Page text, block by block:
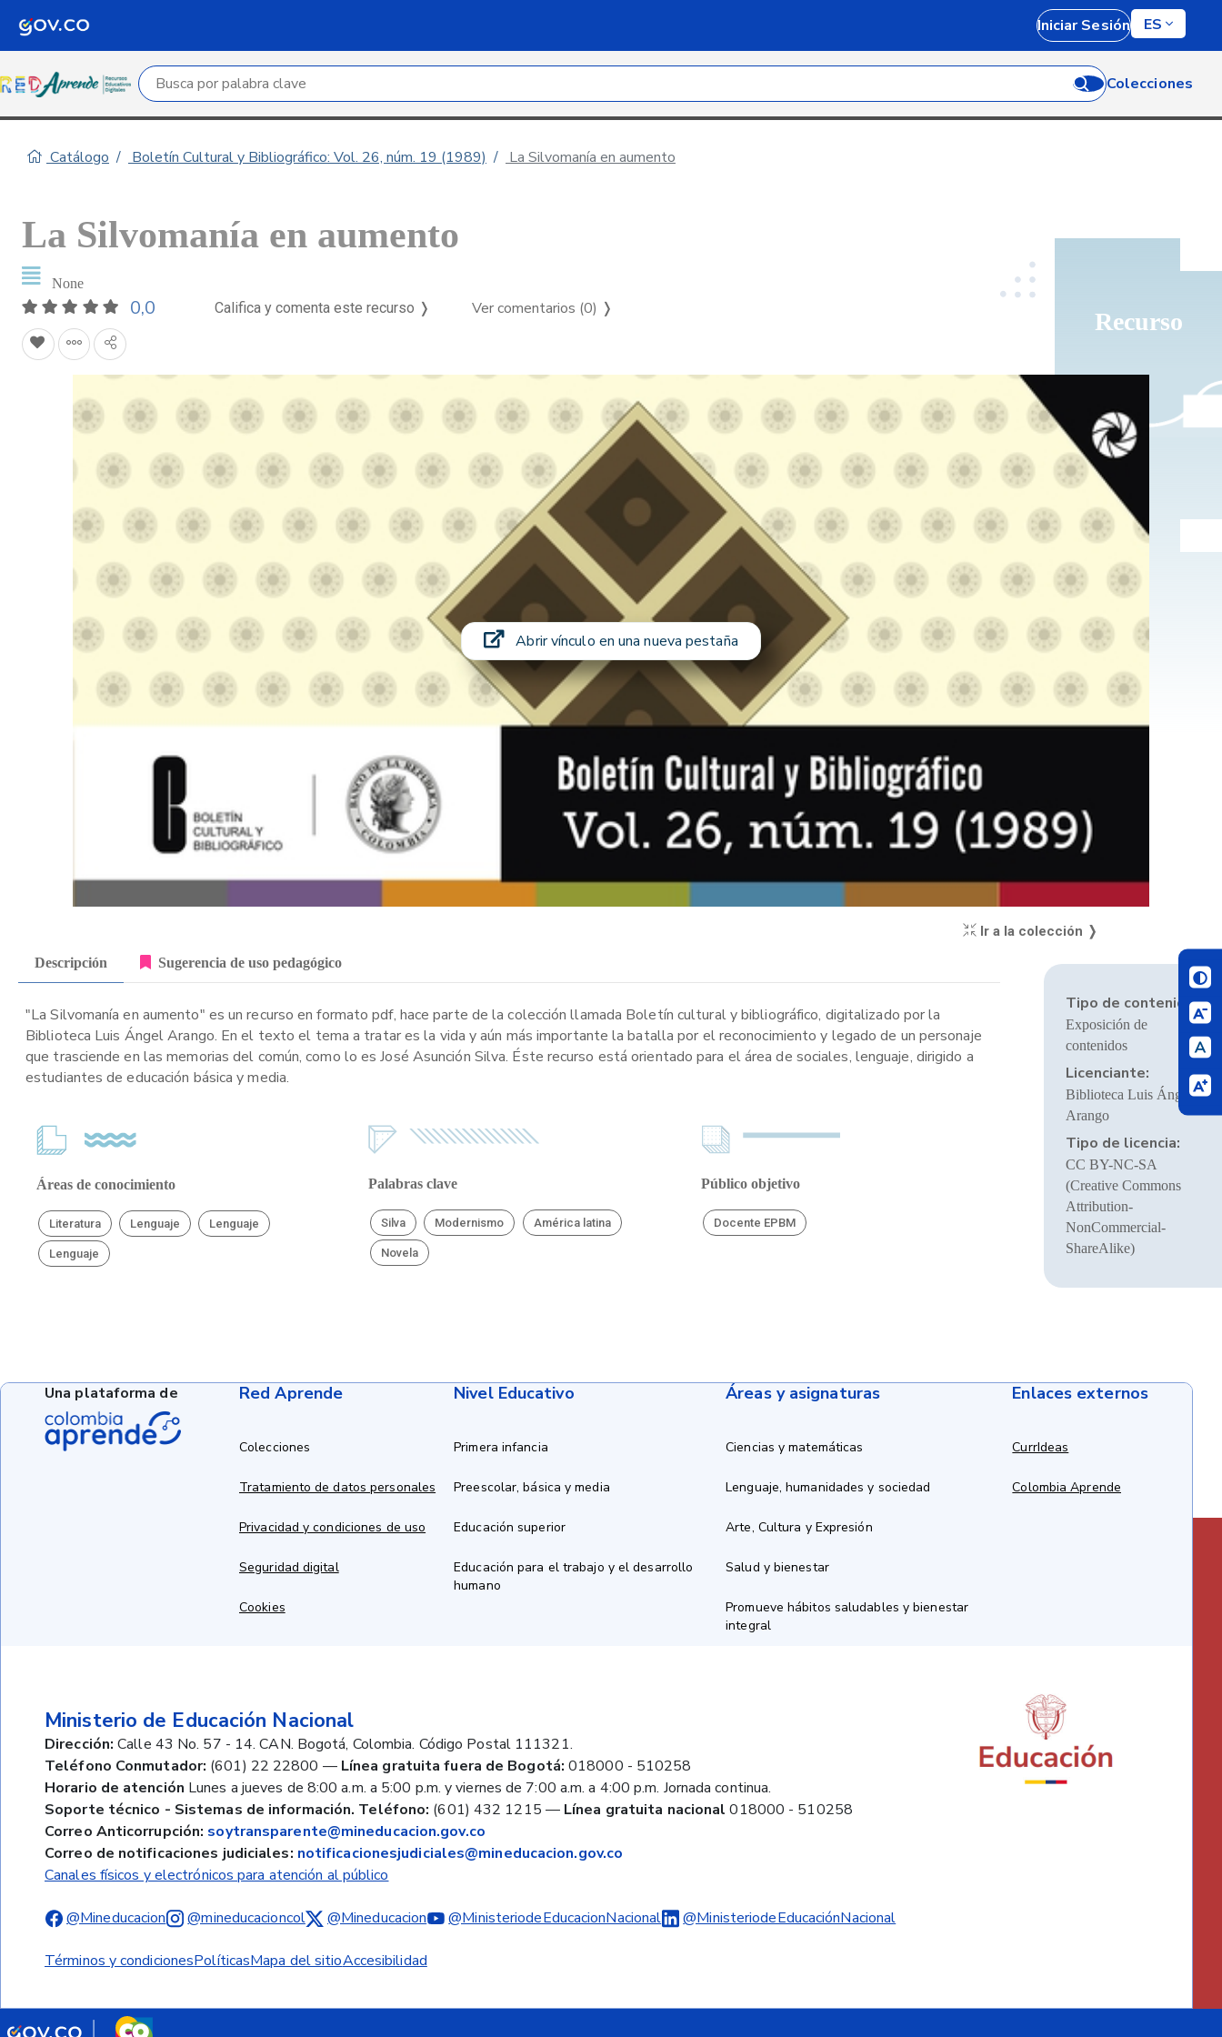
Iniciar Sesión ES
Campo de búsqueda por palabra clave Colecciones
Catálogo Boletín Cultural y Bibliográfico: Vol. 26, núm. 19 (1989) La Silvomanía en aumento
Recurso
La Silvomanía en aumento
None
0,0 Califica y comenta este recurso ❭ Ver comentarios (0) ❭
Abrir vínculo en una nueva pestaña
Ir a la colección ❭
Descripción Sugerencia de uso pedagógico
"La Silvomanía en aumento" es un recurso en formato pdf, hace parte de la colección llamada Boletín cultural y bibliográfico, digitalizado por la
Biblioteca Luis Ángel Arango. En el texto el tema a tratar es la vida y aún más importante la batalla por el reconocimiento y legado de un personaje
que trasciende en las memorias del común, como lo es José Asunción Silva. Éste recurso está orientado para el área de sociales, lenguaje, dirigido a
estudiantes de educación básica y media.
Áreas de conocimiento
Literatura Lenguaje Lenguaje
Lenguaje
Palabras clave
Silva Modernismo América latina
Novela
Público objetivo
Docente EPBM
Tipo de contenido:
Exposición de
contenidos
Licenciante:
Biblioteca Luis Ángel
Arango
Tipo de licencia:
CC BY-NC-SA
(Creative Commons
Attribution-
NonCommercial-
ShareAlike)
Red Aprende
Colecciones
Tratamiento de datos personales
Privacidad y condiciones de uso
Seguridad digital
Cookies
Nivel Educativo
Primera infancia
Preescolar, básica y media
Educación superior
Educación para el trabajo y el desarrollo
humano
Áreas y asignaturas
Ciencias y matemáticas
Lenguaje, humanidades y sociedad
Arte, Cultura y Expresión
Salud y bienestar
Promueve hábitos saludables y bienestar
integral
Enlaces externos
CurrIdeas
Colombia Aprende
Ministerio de Educación Nacional
Dirección: Calle 43 No. 57 - 14. CAN. Bogotá, Colombia. Código Postal 111321.
Teléfono Conmutador: (601) 22 22800 — Línea gratuita fuera de Bogotá: 018000 - 510258
Horario de atención Lunes a jueves de 8:00 a.m. a 5:00 p.m. y viernes de 7:00 a.m. a 4:00 p.m. Jornada continua.
Soporte técnico - Sistemas de información. Teléfono: (601) 432 1215 — Línea gratuita nacional 018000 - 510258
Correo Anticorrupción: soytransparente@mineducacion.gov.co
Correo de notificaciones judiciales: notificacionesjudiciales@mineducacion.gov.co
Canales físicos y electrónicos para atención al público
@Mineducacion @mineducacioncol @Mineducacion @MinisteriodeEducacionNacional @MinisteriodeEducaciónNacional
Términos y condicionesPolíticasMapa del sitioAccesibilidad
Una plataforma de